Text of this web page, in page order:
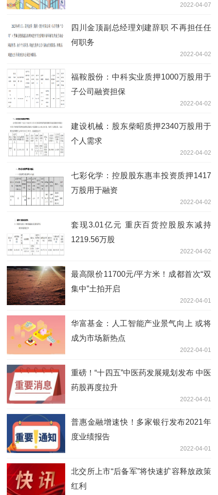
2022-04-07
四川金顶副总经理刘建辞职 不再担任任
何职务
2022-04-02
福鞍股份：中科实业质押1000万股用于
子公司融资担保
2022-04-02
建设机械：股东柴昭质押2340万股用于
个人需求
2022-04-02
七彩化学：控股股东惠丰投资质押1417
万股用于融资
2022-04-02
套现3.01亿元 重庆百货控股股东减持
1219.56万股
2022-04-02
最高限价11700元/平方米！成都首次“双
集中”土拍开启
2022-04-01
华富基金：人工智能产业景气向上 或将
成为市场新热点
2022-04-01
重磅！“十四五”中医药发展规划发布 中医
药股再度拉升
2022-04-01
普惠金融增速快！多家银行发布2021年
度业绩报告
2022-04-01
北交所上市“后备军”将快速扩容释放政策
红利